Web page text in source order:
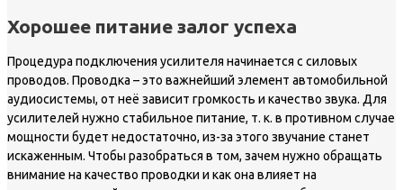
Хорошее питание залог успеха
Процедура подключения усилителя начинается c силовых
проводов. Проводка – это важнейший элемент автомобильной
аудиосистемы, от неё зависит громкость и качество звука. Для
усилителей нужно стабильное питание, т. к. в противном случае
мощности будет недостаточно, из-за этого звучание станет
искаженным. Чтобы разобраться в том, зачем нужно обращать
внимание на качество проводки и как она влияет на